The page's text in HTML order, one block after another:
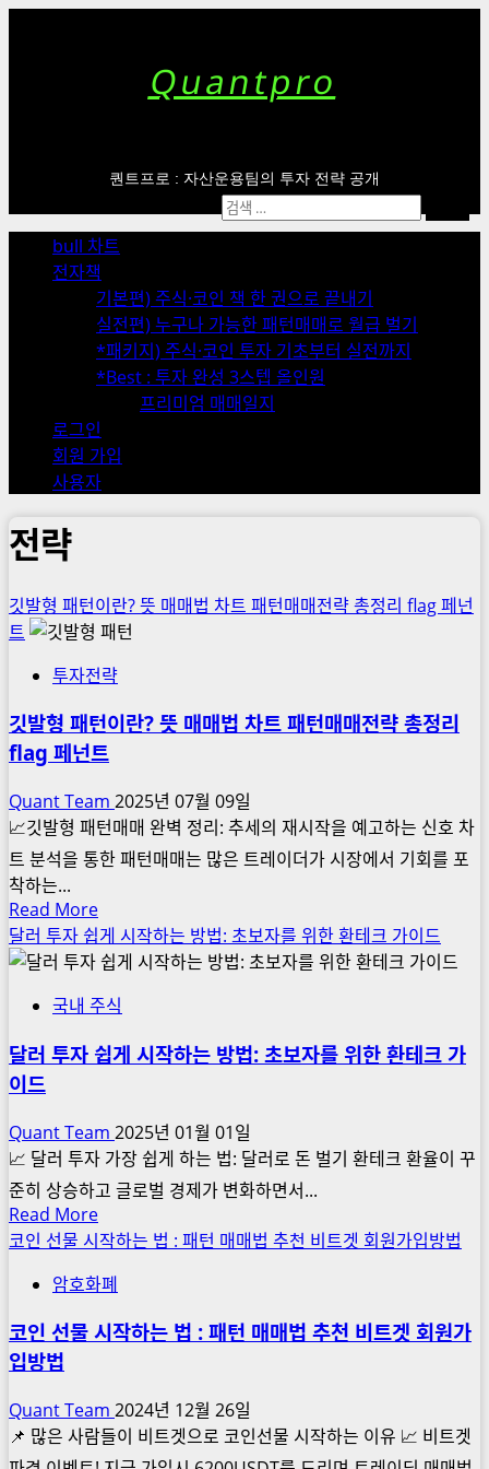
Quantpro
퀀트프로 : 자산운용팀의 투자 전략 공개
Menu
bull 차트
전자책
기본편) 주식·코인 책 한 권으로 끝내기
실전편) 누구나 가능한 패턴매매로 월급 벌기
*패키지) 주식·코인 투자 기초부터 실전까지
*Best : 투자 완성 3스텝 올인원
프리미엄 매매일지
로그인
회원 가입
사용자
검
색:
전략
깃발형 패턴이란? 뜻 매매법 차트 패턴매매전략 총정리 flag 페넌
트
투자전략
깃발형 패턴이란? 뜻 매매법 차트 패턴매매전략 총정리
flag 페넌트
Quant Team 2025년 07월 09일
📈깃발형 패턴매매 완벽 정리: 추세의 재시작을 예고하는 신호 차
트 분석을 통한 패턴매매는 많은 트레이더가 시장에서 기회를 포
착하는...
Read MoreRead
more
about
발
패
란?
뜻
매
매
법
차
트
패
턴
매
전
달러 투자 쉽게 시작하는 방법: 초보자를 위한 환테크 가이드
국내 주식
달러 투자 쉽게 시작하는 방법: 초보자를 위한 환테크 가
이드
Quant Team 2025년 01월 01일
📈 달러 투자 가장 쉽게 하는 법: 달러로 돈 벌기 환테크 환율이 꾸
준히 상승하고 글로벌 경제가 변화하면서...
Read MoreRead
more
달
투
게
시
코인 선물 시작하는 법 : 패턴 매매법 추천 비트겟 회원가입방법
암호화폐
코인 선물 시작하는 법 : 패턴 매매법 추천 비트겟 회원가
입방법
Quant Team 2024년 12월 26일
📌 많은 사람들이 비트겟으로 코인선물 시작하는 이유 📈 비트겟